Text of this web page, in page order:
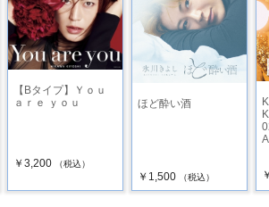
【Bタイプ】Ｙｏｕ
ａｒｅ ｙｏｕ
￥3,200 （税込）
ほど酔い酒
￥1,500 （税込）